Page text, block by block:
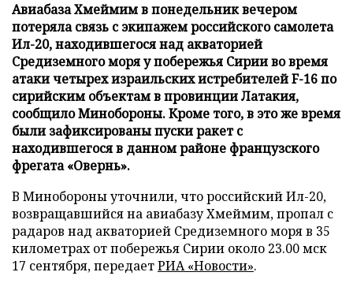
Авиабаза Хмеймим в понедельник вечером
потеряла связь с экипажем российского самолета
Ил-20, находившегося над акваторией
Средиземного моря у побережья Сирии во время
атаки четырех израильских истребителей F-16 по
сирийским объектам в провинции Латакия,
сообщило Минобороны. Кроме того, в это же время
были зафиксированы пуски ракет с
находившегося в данном районе французского
фрегата «Овернь».
В Минобороны уточнили, что российский Ил-20,
возвращавшийся на авиабазу Хмеймим, пропал с
радаров над акваторией Средиземного моря в 35
километрах от побережья Сирии около 23.00 мск
17 сентября, передаетРИА «Новости».